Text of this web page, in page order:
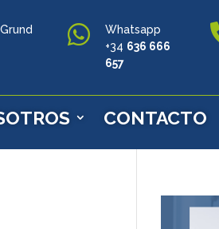

Whatsapp
+34 636 666
657
CONTACTO